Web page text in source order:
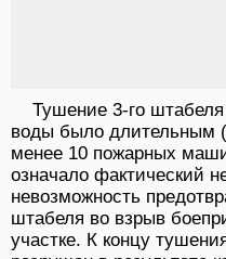
Тушение 3-го
воды было длительным
менее 10 пожарных
означало фактический
невозможность
штабеля во взрыв
участке. К концу